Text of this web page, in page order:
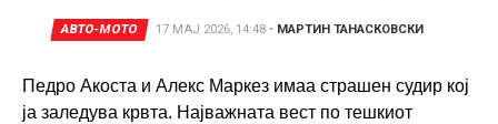
АВТО-МОТО 17 МАЈ 2026, 14:48 • МАРТИН ТАНАСКОВСКИ
Педро Акоста и Алекс Маркез имаа страшен судир кој
ја заледува крвта. Најважната вест по тешкиот